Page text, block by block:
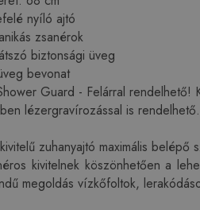
nyíló ajtó
zsanérok
biztonsági üveg
bevonat
Guard - Felárral rendelhető!
lézergravírozással is rendelhető.
zuhanyajtó maximális belépő
kivitelnek köszönhetően a
megoldás vízkőfoltok,